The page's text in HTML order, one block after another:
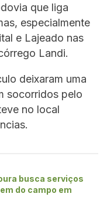
que liga
especialmente
e Lajeado nas
Landi.
deixaram uma
socorridos pelo
no local
busca serviços
do campo em